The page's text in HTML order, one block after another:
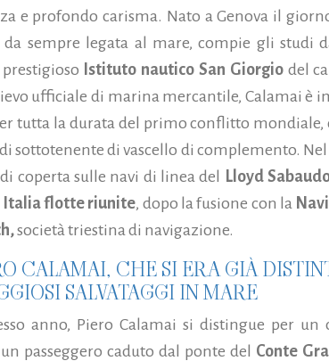
e profondo carisma. Nato a Genova il
sempre legata al mare, compie gli studi
Istituto nautico San Giorgiodel
ufficiale di marina mercantile, Calamai è
tutta la durata del primo conflitto mondiale,
sottotenente di vascello di complemento.
coperta sulle navi di linea del Lloyd
Italia flotte riunite, dopo la fusione con la
società triestina di navigazione.
CALAMAI, CHE SI ERA GIÀ
SALVATAGGI IN MARE
anno, Piero Calamai si distingue per un
passeggero caduto dal ponte del Conte